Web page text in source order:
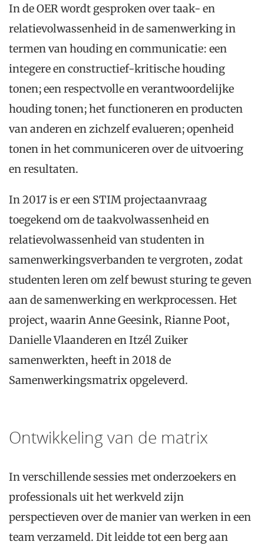
In de OER wordt gesproken over taak- en
relatievolwassenheid in de samenwerking in
termen van houding en communicatie: een
integere en constructief-kritische houding
tonen; een respectvolle en verantwoordelijke
houding tonen; het functioneren en producten
van anderen en zichzelf evalueren; openheid
tonen in het communiceren over de uitvoering
en resultaten.
In 2017 is er een STIM projectaanvraag
toegekend om de taakvolwassenheid en
relatievolwassenheid van studenten in
samenwerkingsverbanden te vergroten, zodat
studenten leren om zelf bewust sturing te geven
aan de samenwerking en werkprocessen. Het
project, waarin Anne Geesink, Rianne Poot,
Danielle Vlaanderen en Itzél Zuiker
samenwerkten, heeft in 2018 de
Samenwerkingsmatrix opgeleverd.
Ontwikkeling van de matrix
In verschillende sessies met onderzoekers en
professionals uit het werkveld zijn
perspectieven over de manier van werken in een
team verzameld. Dit leidde tot een berg aan